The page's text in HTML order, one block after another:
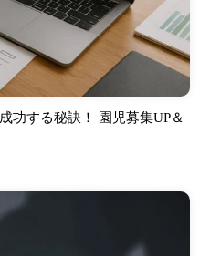
功する秘訣！ 園児募集UP＆